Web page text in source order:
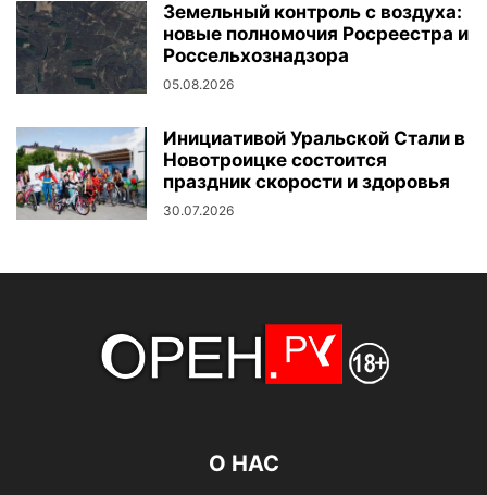
Земельный контроль с воздуха:
новые полномочия Росреестра и
Россельхознадзора
05.08.2026
Инициативой Уральской Стали в
Новотроицке состоится
праздник скорости и здоровья
30.07.2026
О НАС